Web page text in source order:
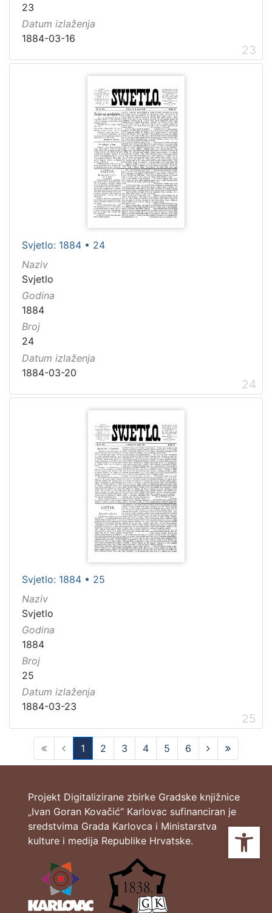
23
Datum izlaženja
1884-03-16
23
Svjetlo: 1884 • 24
Naziv
Svjetlo
Godina
1884
Broj
24
Datum izlaženja
1884-03-20
24
Svjetlo: 1884 • 25
Naziv
Svjetlo
Godina
1884
Broj
25
Datum izlaženja
1884-03-23
25
1
(current)
2 3 4 5 6
Projekt Digitalizirane zbirke Gradske knjižnice
„Ivan Goran Kovačić“ Karlovac sufinanciran je
sredstvima Grada Karlovca i Ministarstva
kulture i medija Republike Hrvatske.